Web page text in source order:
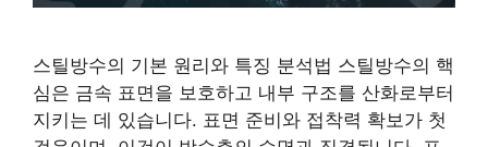
스틸방수의 기본 원리와 특징 분석법 스틸방수의 핵
심은 금속 표면을 보호하고 내부 구조를 산화로부터
지키는 데 있습니다. 표면 준비와 접착력 확보가 첫